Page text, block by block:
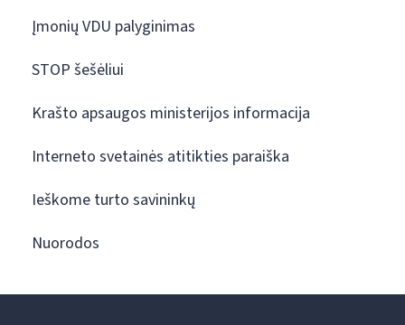
Įmonių VDU palyginimas
STOP šešėliui
Krašto apsaugos ministerijos informacija
Interneto svetainės atitikties paraiška
Ieškome turto savininkų
Nuorodos